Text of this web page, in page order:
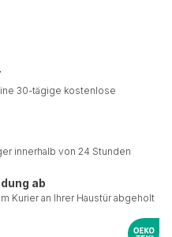
30-tägige kostenlose
innerhalb von 24 Stunden
ab
Kurier an Ihrer Haustür abgeholt